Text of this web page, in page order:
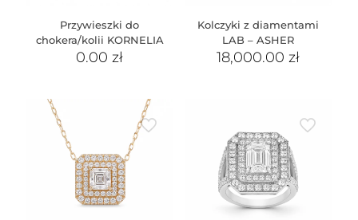
Przywieszki do
chokera/kolii KORNELIA
0.00zł
Kolczyki z diamentami
LAB – ASHER
18,000.00zł